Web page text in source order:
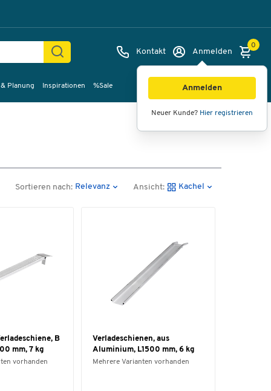
Kontakt Anmelden
Anmelden
Neuer Kunde? Hier registrieren
0
Planung Inspirationen %Sale
Sortieren nach: Relevanz Ansicht: Kachel
B
mm, 7 kg
vorhanden
Verladeschienen, aus
Aluminium, L1500 mm, 6 kg
Mehrere Varianten vorhanden